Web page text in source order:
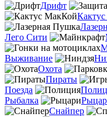
Дрифт
Лего Сити
Выживание
Охота
Пираты
Поезда
Рыбалка
Снайпер